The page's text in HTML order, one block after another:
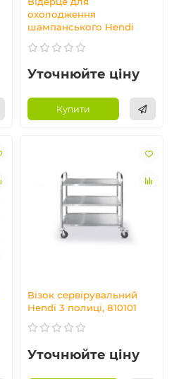
охолодження
шампанського Hendi
Уточнюйте ціну
Купити
Візок сервірувальний
Hendi 3 полиці, 810101
Уточнюйте ціну